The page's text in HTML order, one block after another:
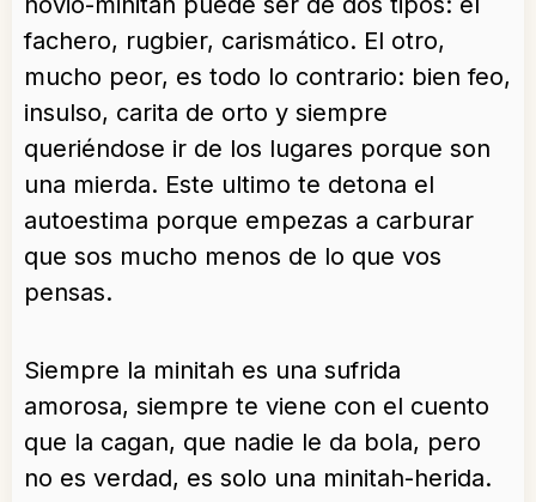
fachero, rugbier, carismático. El otro,
mucho peor, es todo lo contrario: bien feo,
insulso, carita de orto y siempre
queriéndose ir de los lugares porque son
una mierda. Este ultimo te detona el
autoestima porque empezas a carburar
que sos mucho menos de lo que vos
pensas.
Siempre la minitah es una sufrida
amorosa, siempre te viene con el cuento
que la cagan, que nadie le da bola, pero
no es verdad, es solo una minitah-herida.